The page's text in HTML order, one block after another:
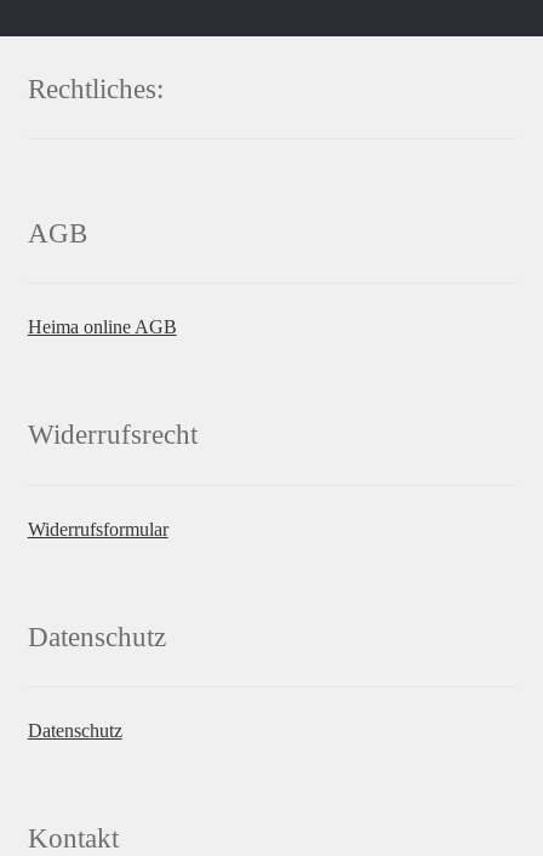
Rechtliches:
AGB
Heima online AGB
Widerrufsrecht
Widerrufsformular
Datenschutz
Datenschutz
Kontakt